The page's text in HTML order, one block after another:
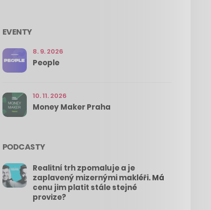
EVENTY
8. 9. 2026
People
10. 11. 2026
Money Maker Praha
PODCASTY
Realitní trh zpomaluje a je
zaplavený mizernými makléři. Má
cenu jim platit stále stejné
provize?